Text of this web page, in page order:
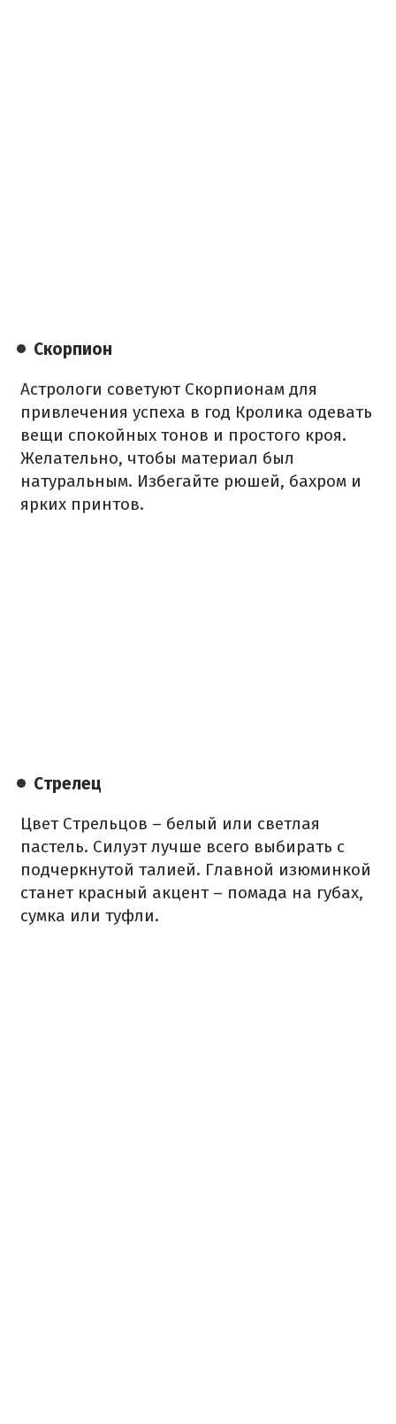
Скорпион
Астрологи советуют Скорпионам для
привлечения успеха в год Кролика одевать
вещи спокойных тонов и простого кроя.
Желательно, чтобы материал был
натуральным. Избегайте рюшей, бахром и
ярких принтов.
Стрелец
Цвет Стрельцов – белый или светлая
пастель. Силуэт лучше всего выбирать с
подчеркнутой талией. Главной изюминкой
станет красный акцент – помада на губах,
сумка или туфли.